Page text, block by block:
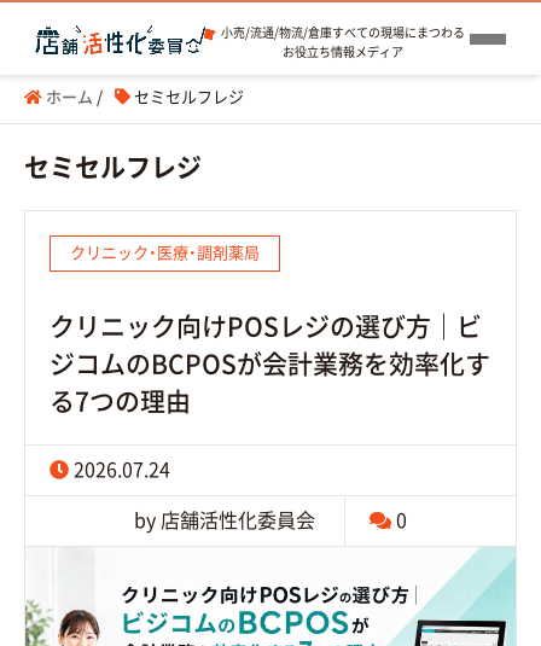
小売/流通/物流/倉庫すべての現場にまつわる
お役立ち情報メディア
ホーム / セミセルフレジ
セミセルフレジ
クリニック・医療・調剤薬局
クリニック向けPOSレジの選び方｜ビ
ジコムのBCPOSが会計業務を効率化す
る7つの理由
2026.07.24
by 店舗活性化委員会 0